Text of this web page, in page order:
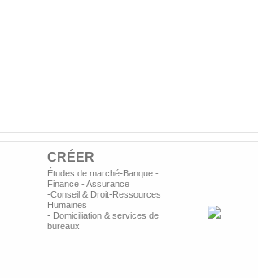
CRÉER
Études de marché-Banque -
Finance - Assurance
-Conseil & Droit-Ressources
Humaines
- Domiciliation & services de
bureaux